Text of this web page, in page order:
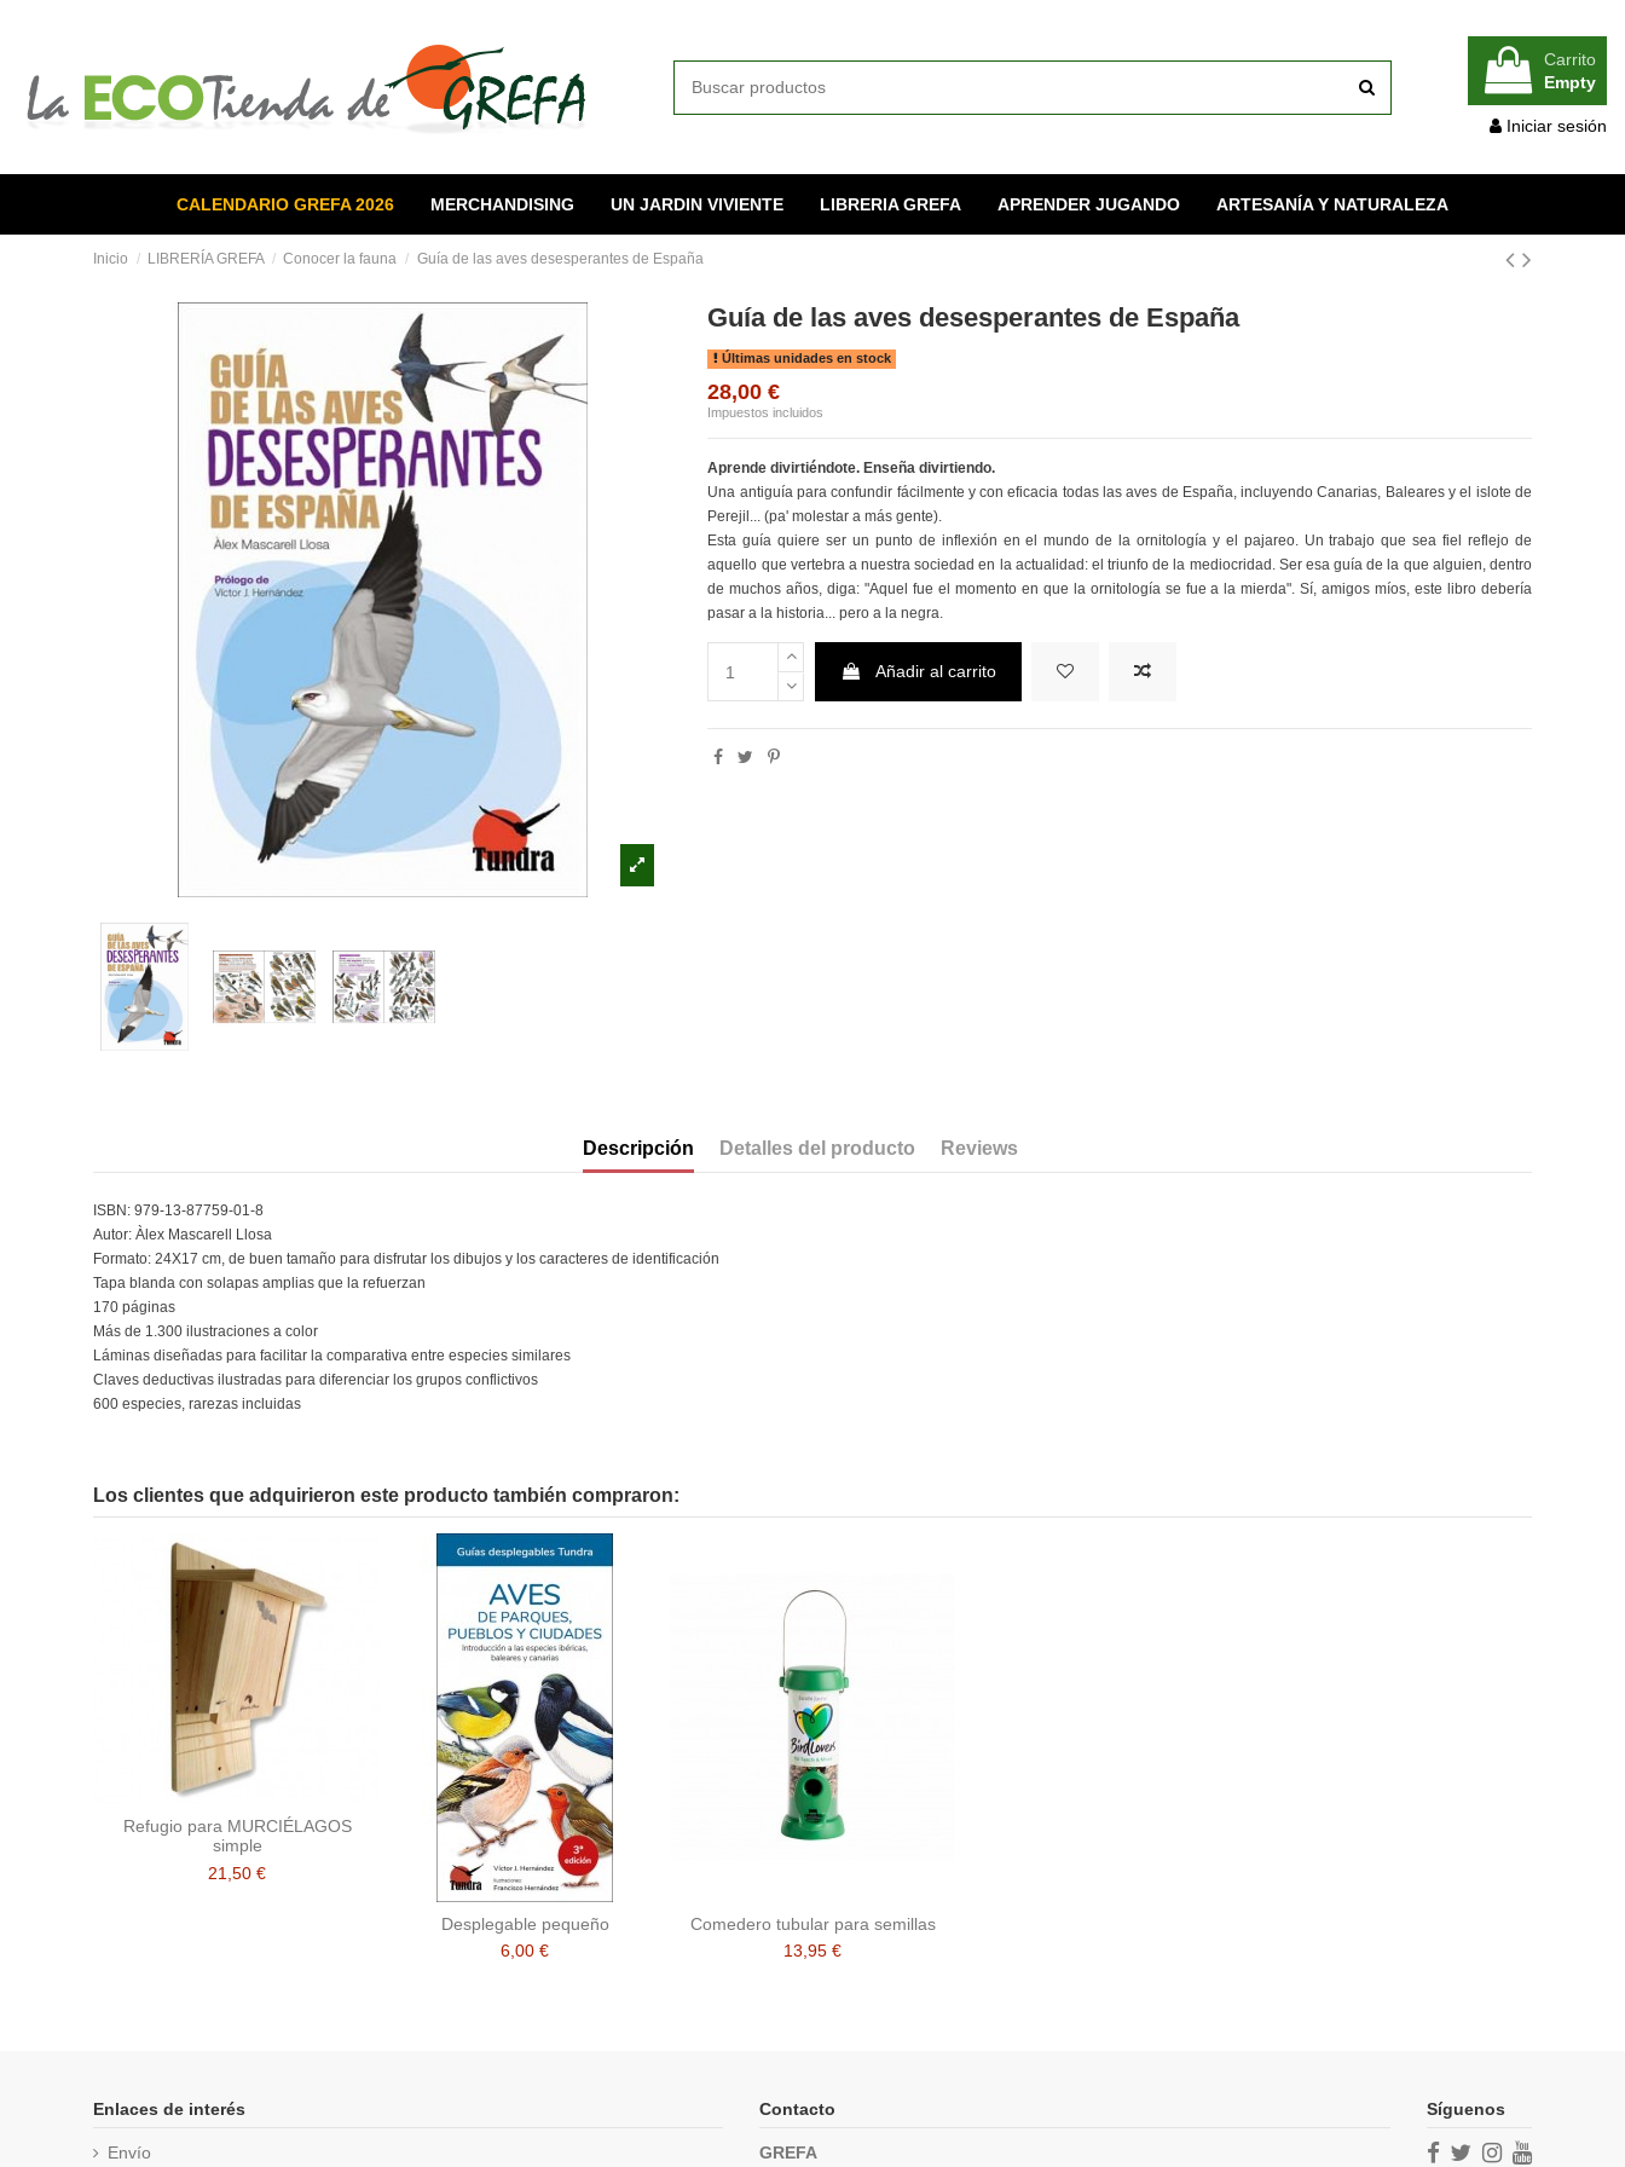
Carrito
Empty
Iniciar sesión
CALENDARIO GREFA 2026 MERCHANDISING UN JARDIN VIVIENTE LIBRERIA GREFA APRENDER JUGANDO ARTESANÍA Y NATURALEZA
Inicio LIBRERÍA GREFA Conocer la fauna Guía de las aves desesperantes de España
Guía de las aves desesperantes de España
Últimas unidades en stock
28,00 €
Impuestos incluidos
Aprende divirtiéndote. Enseña divirtiendo.
Una antiguía para confundir fácilmente y con eficacia todas las aves de España, incluyendo Canarias, Baleares y el islote de
Perejil... (pa' molestar a más gente).
Esta guía quiere ser un punto de inflexión en el mundo de la ornitología y el pajareo. Un trabajo que sea fiel reflejo de
aquello que vertebra a nuestra sociedad en la actualidad: el triunfo de la mediocridad. Ser esa guía de la que alguien, dentro
de muchos años, diga: "Aquel fue el momento en que la ornitología se fue a la mierda". Sí, amigos míos, este libro debería
pasar a la historia... pero a la negra.
Añadir al carrito
Descripción Detalles del producto Reviews
ISBN: 979-13-87759-01-8
Autor: Àlex Mascarell Llosa
Formato: 24X17 cm, de buen tamaño para disfrutar los dibujos y los caracteres de identificación
Tapa blanda con solapas amplias que la refuerzan
170 páginas
Más de 1.300 ilustraciones a color
Láminas diseñadas para facilitar la comparativa entre especies similares
Claves deductivas ilustradas para diferenciar los grupos conflictivos
600 especies, rarezas incluidas
Los clientes que adquirieron este producto también compraron:
Refugio para MURCIÉLAGOS
simple
21,50 €
Desplegable pequeño
6,00 €
Comedero tubular para semillas
13,95 €
Enlaces de interés
Envío
Contacto
GREFA
Síguenos